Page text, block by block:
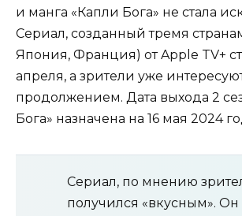
и манга «Капли Бога» не стала
Сериал, созданный тремя
Япония, Франция) от Apple TV+
апреля, а зрители уже
продолжением. Дата выхода 2
Бога» назначена на 16 мая 2024
Сериал, по мнению
получился «вкусным». Он